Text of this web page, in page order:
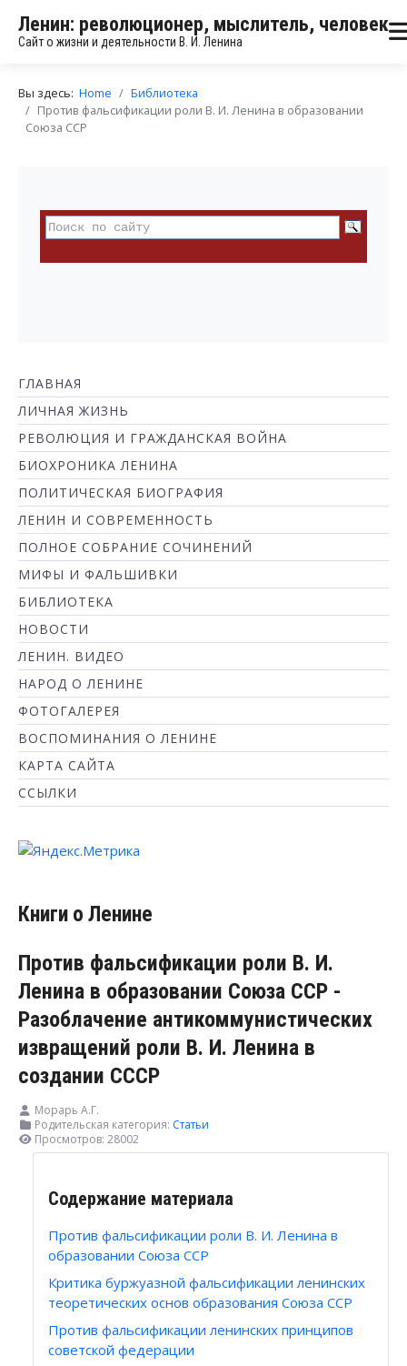
Ленин: революционер, мыслитель, человек
Сайт о жизни и деятельности В. И. Ленина
Вы здесь: Home
Библиотека
Против фальсификации роли В. И. Ленина в образовании
Союза ССР
ГЛАВНАЯ
ЛИЧНАЯ ЖИЗНЬ
РЕВОЛЮЦИЯ И ГРАЖДАНСКАЯ ВОЙНА
БИОХРОНИКА ЛЕНИНА
ПОЛИТИЧЕСКАЯ БИОГРАФИЯ
ЛЕНИН И СОВРЕМЕННОСТЬ
ПОЛНОЕ СОБРАНИЕ СОЧИНЕНИЙ
МИФЫ И ФАЛЬШИВКИ
БИБЛИОТЕКА
НОВОСТИ
ЛЕНИН. ВИДЕО
НАРОД О ЛЕНИНЕ
ФОТОГАЛЕРЕЯ
ВОСПОМИНАНИЯ О ЛЕНИНЕ
КАРТА САЙТА
ССЫЛКИ
Книги о Ленине
Против фальсификации роли В. И.
Ленина в образовании Союза ССР -
Разоблачение антикоммунистических
извращений роли В. И. Ленина в
создании СССР
Морарь А.Г.
Родительская категория: Статьи
Просмотров: 28002
Содержание материала
Против фальсификации роли В. И. Ленина в
образовании Союза ССР
Критика буржуазной фальсификации ленинских
теоретических основ образования Союза ССР
Против фальсификации ленинских принципов
советской федерации